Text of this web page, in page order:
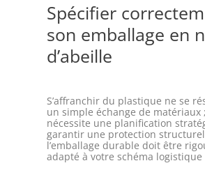
Spécifier
son emballage en
d’abeille
S’affranchir du plastique ne se
un simple échange de matériaux
nécessite une planification
garantir une protection
l’emballage durable doit être
adapté à votre schéma